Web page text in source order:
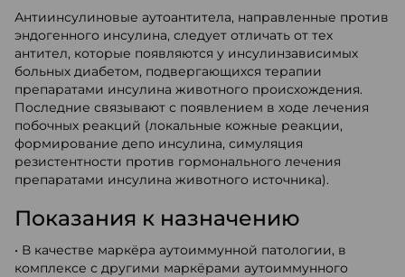
Антиинсулиновые аутоантитела, направленные против
эндогенного инсулина, следует отличать от тех
антител, которые появляются у инсулинзависимых
больных диабетом, подвергающихся терапии
препаратами инсулина животного происхождения.
Последние связывают с появлением в ходе лечения
побочных реакций (локальные кожные реакции,
формирование депо инсулина, симуляция
резистентности против гормонального лечения
препаратами инсулина животного источника).
Показания к назначению
• В качестве маркёра аутоиммунной патологии, в
комплексе с другими маркёрами аутоиммунного